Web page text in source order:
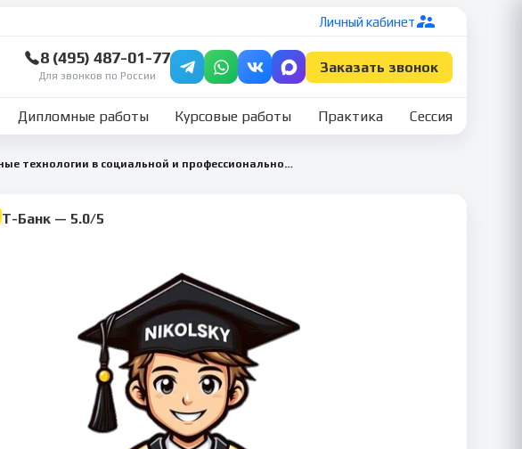
Личный кабинет
8 (495) 487-01-77
Для звонков по России
Заказать звонок
Дипломные работы Курсовые работы Практика Сессия
Инклюзивные технологии в социальной и профессиональной деятельности
Т-Банк — 5.0/5